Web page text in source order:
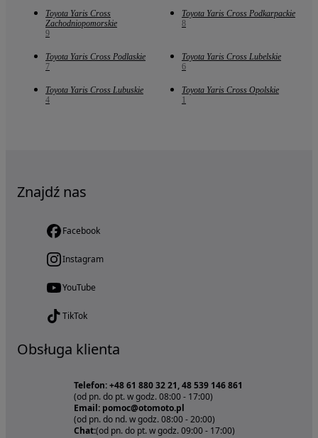
Toyota Yaris Cross
Zachodniopomorskie
9
Toyota Yaris Cross Podkarpackie
8
Toyota Yaris Cross Podlaskie
7
Toyota Yaris Cross Lubelskie
6
Toyota Yaris Cross Lubuskie
4
Toyota Yaris Cross Opolskie
1
Znajdź nas
Facebook
Instagram
YouTube
TikTok
Obsługa klienta
Telefon: +48 61 880 32 21, 48 539 146 861
(od pn. do pt. w godz. 08:00 - 17:00)
Email: pomoc@otomoto.pl
(od pn. do nd. w godz. 08:00 - 20:00)
Chat:(od pn. do pt. w godz. 09:00 - 17:00)